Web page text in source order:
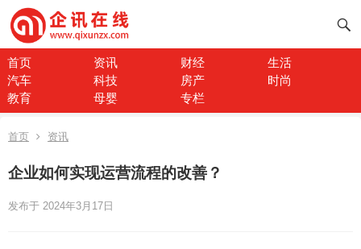
首页 资讯 财经
生活
汽车
科技 房产
时尚
教育
母婴 专栏
首页 资讯
企业如何实现运营流程的改善？
发布于 2024年3月17日